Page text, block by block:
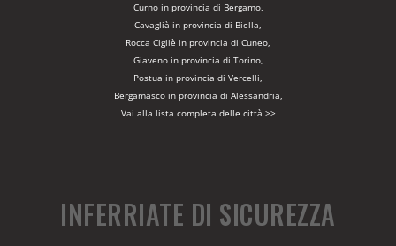
Curno in provincia di Bergamo,
Cavaglià in provincia di Biella,
Rocca Cigliè in provincia di Cuneo,
Giaveno in provincia di Torino,
Postua in provincia di Vercelli,
Bergamasco in provincia di Alessandria,
Vai alla lista completa delle città >>
INFERRIATE DI SICUREZZA